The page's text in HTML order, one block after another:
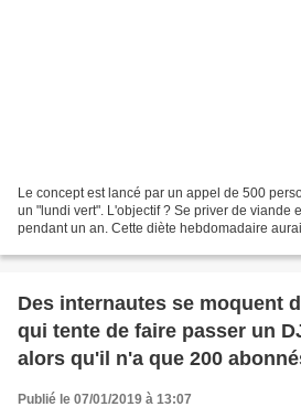
Le concept est lancé par un appel de 500
un "lundi vert". L'objectif ? Se priver de viande
pendant un an. Cette diète hebdomadaire
Des internautes se moquent
qui tente de faire passer un
alors qu'il n'a que 200
Publié le 07/01/2019 à 13:07